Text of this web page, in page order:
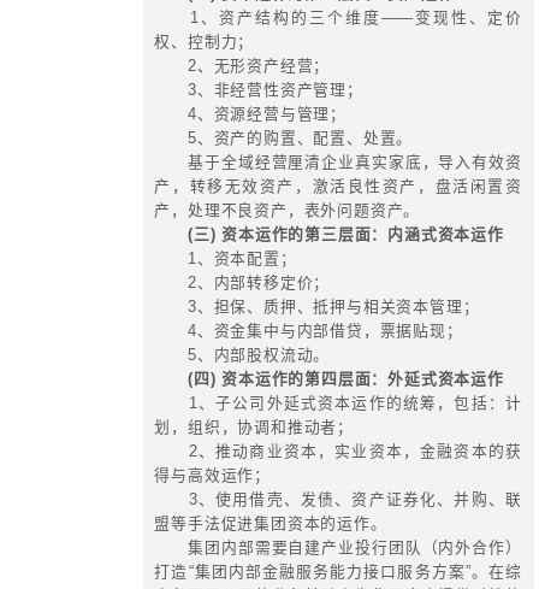
成员工工作量加大、工作混乱，而效
四、做好基于预算管理系统的财资配
1、划分收入、成本、利润、投
中心，推行责任预算和责任决算制度
“两级核算”体系；
2、建立成本，收入，利润，占
预算导向；
3、先烧钱再挣钱式预算成为大亮
4、逐步建立较为合理的内部价
体系。条件成熟时，预算委员会下
心；
5、销售收入直接进入母公司资
费用与销售效益挂钩；
6、按照招标采购、比价管理的
低采购成本；
7、建立定额管理体系，坚持费
成本控制；
8、严格控制人工成本总量，进